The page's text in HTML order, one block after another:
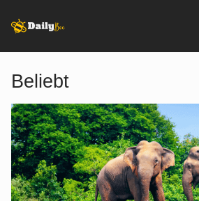
Beliebt